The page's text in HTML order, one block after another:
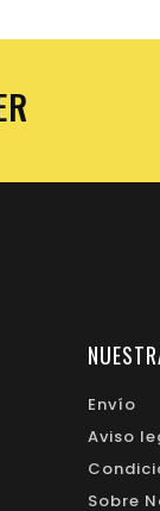
Envío
Aviso
Sobre